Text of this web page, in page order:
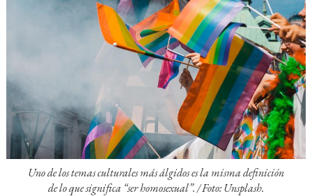
Uno de los temas culturales más álgidos es la misma definición
de lo que significa “ser homosexual”./ Foto: Unsplash.